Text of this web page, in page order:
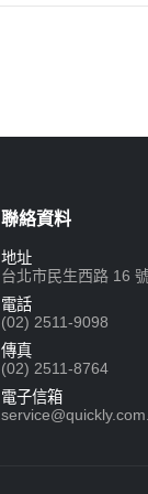
聯絡資料
地址
台北市民生西路 16
電話
(02) 2511-9098
傳真
(02) 2511-8764
電子信箱